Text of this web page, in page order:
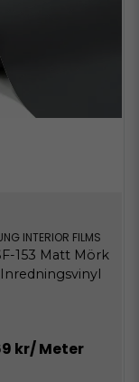
INTERIOR FILMS
153 Matt Mörk
Inredningsvinyl
kr/ Meter